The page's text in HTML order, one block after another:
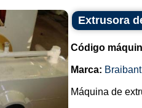
Extrusora
Código
Marca:
Máquina de